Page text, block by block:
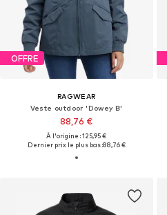
OFFRE
RAGWEAR
Veste outdoor 'Dowey B'
88,76 €
À l'origine : 125,95 €
Dernier prix le plus bas :88,76 €